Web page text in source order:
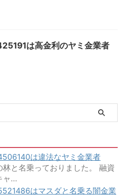
は高金利のヤミ金業者
は違法なヤミ金業者
林と名乗っておりました。 融資
ャ…
はマスダと名乗る闇金業